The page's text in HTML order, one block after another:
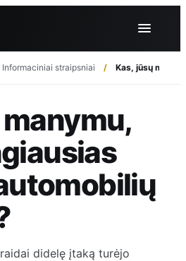
Informaciniai straipsniai Kas, jūsų
didelę įtaką turėjo